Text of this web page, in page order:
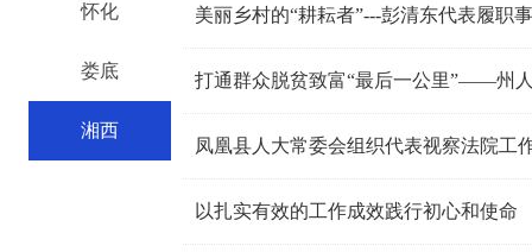
怀化
娄底
湘西
美丽乡村的“耕耘者”---彭清东代表履职
打通群众脱贫致富“最后一公里”——州
凤凰县人大常委会组织代表视察法院工
以扎实有效的工作成效践行初心和使命